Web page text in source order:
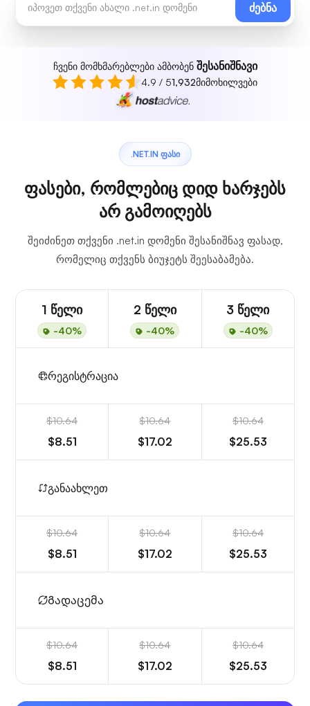
ძებნა
ჩვენი მომხმარებლები ამბობენ შესანიშნავი
4.9 / 51,932მიმოხილვები
.NET.IN ᲤᲐᲡᲘ
ფასები, რომლებიც დიდ ხარჯებს
არ გამოიღებს
შეიძინეთ თქვენი .net.in დომენი შესანიშნავ ფასად,
რომელიც თქვენს ბიუჯეტს შეესაბამება.
1 წელი
-40%
2 წელი
-40%
3 წელი
-40%
რეგისტრაცია
$10.64
$8.51
$10.64
$17.02
$10.64
$25.53
განაახლეთ
$10.64
$8.51
$10.64
$17.02
$10.64
$25.53
Გადაცემა
$10.64
$8.51
$10.64
$17.02
$10.64
$25.53